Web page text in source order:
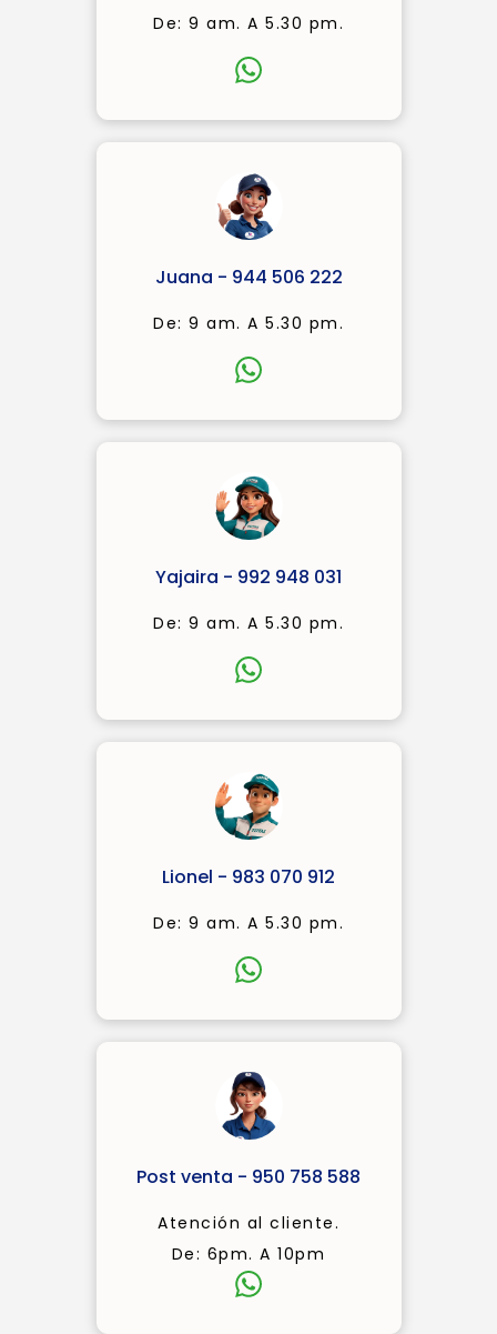
De: 9 am. A 5.30 pm.
Juana - 944 506 222
De: 9 am. A 5.30 pm.
Yajaira - 992 948 031
De: 9 am. A 5.30 pm.
Lionel - 983 070 912
De: 9 am. A 5.30 pm.
Post venta - 950 758 588
Atención al cliente.
De: 6pm. A 10pm